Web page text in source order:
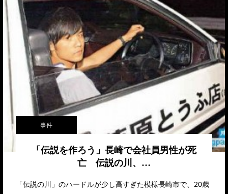
事件
「伝説を作ろう」長崎で会社員男性が死
亡 伝説の川、…
「伝説の川」のハードルが少し高すぎた模様長崎市で、20歳